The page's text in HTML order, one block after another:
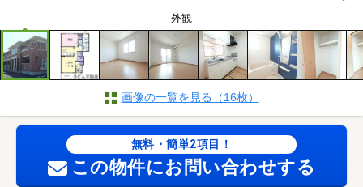
外観
画像の一覧を見る（16枚）
無料・簡単2項目！
この物件にお問い合わせする